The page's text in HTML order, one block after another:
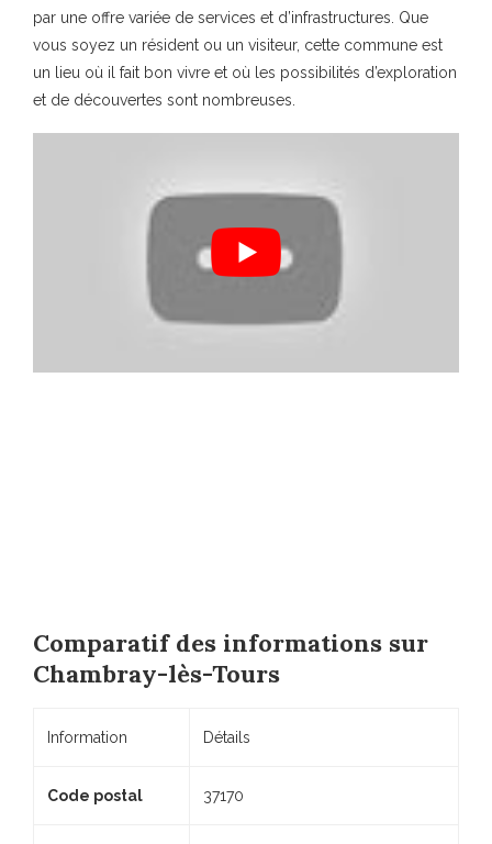
par une offre variée de services et d’infrastructures. Que
vous soyez un résident ou un visiteur, cette commune est
un lieu où il fait bon vivre et où les possibilités d’exploration
et de découvertes sont nombreuses.
Comparatif des informations sur
Chambray-lès-Tours
Information Détails
Code postal 37170